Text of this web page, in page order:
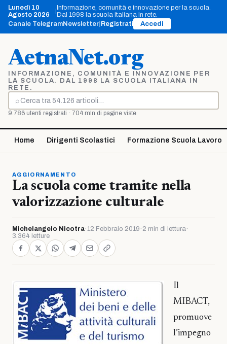
Vai
contenuto
Lunedì 10
Agosto 2026
Informazione, comunità e innovazione per la scuola.
Dal 1998 la scuola italiana in rete.
Canale TelegramNewsletter Registrati Accedi
AetnaNet.org
INFORMAZIONE, COMUNITÀ E INNOVAZIONE PER
LA SCUOLA. DAL 1998 LA SCUOLA ITALIANA IN
RETE.
⌕
Cerca
9.786 utenti registrati · 704 mln di pagine viste
Home Dirigenti Scolastici Formazione Scuola Lavoro
AGGIORNAMENTO
La scuola come tramite nella
valorizzazione culturale
Michelangelo Nicotra·12 Febbraio 2019 · 2 min di lettura·
3.364 letture
Il
MIBACT,
promuove
l’impegno